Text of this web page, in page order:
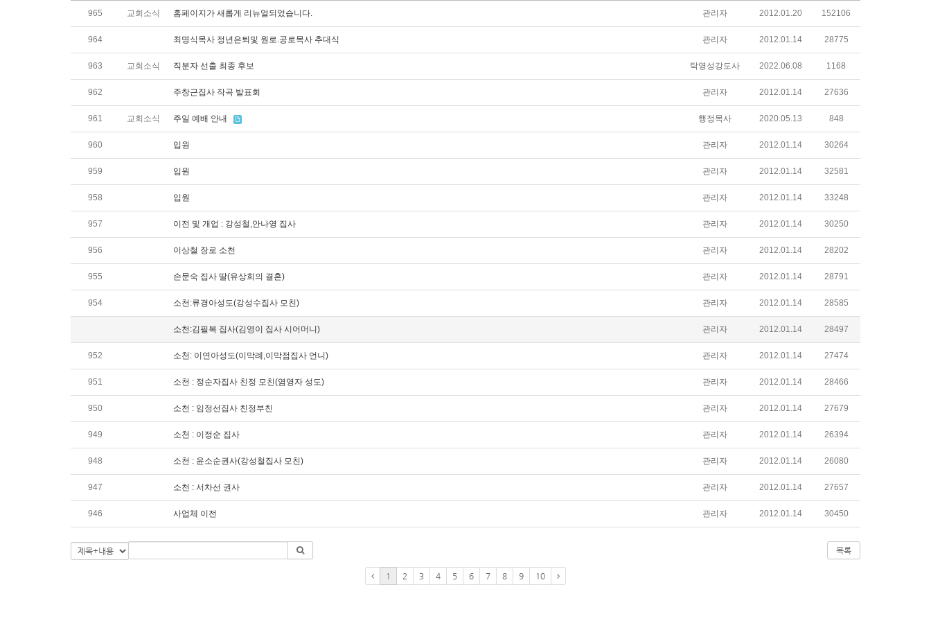
965 교회소식 홈페이지가 새롭게 리뉴얼되었습니다. 관리자 2012.01.20 152106
964 최명식목사 정년은퇴및 원로.공로목사 추대식 관리자 2012.01.14 28775
963 교회소식 직분자 선출 최종 후보 탁영성강도사 2022.06.08 1168
962 주창근집사 작곡 발표회 관리자 2012.01.14 27636
961 교회소식 주일 예배 안내 행정목사 2020.05.13 848
960 입원 관리자 2012.01.14 30264
959 입원 관리자 2012.01.14 32581
958 입원 관리자 2012.01.14 33248
957 이전 및 개업 : 강성철,안나영 집사 관리자 2012.01.14 30250
956 이상철 장로 소천 관리자 2012.01.14 28202
955 손문숙 집사 딸(유상희의 결혼) 관리자 2012.01.14 28791
954 소천:류경아성도(강성수집사 모친) 관리자 2012.01.14 28585
소천:김필복 집사(김영이 집사 시어머니) 관리자 2012.01.14 28497
952 소천: 이연아성도(이막례,이막점집사 언니) 관리자 2012.01.14 27474
951 소천 : 정순자집사 친정 모친(염영자 성도) 관리자 2012.01.14 28466
950 소천 : 임정선집사 친정부친 관리자 2012.01.14 27679
949 소천 : 이정순 집사 관리자 2012.01.14 26394
948 소천 : 윤소순권사(강성철집사 모친) 관리자 2012.01.14 26080
947 소천 : 서차선 권사 관리자 2012.01.14 27657
946 사업체 이전 관리자 2012.01.14 30450
목록
1 2 3 4 5 6 7 8 9 10